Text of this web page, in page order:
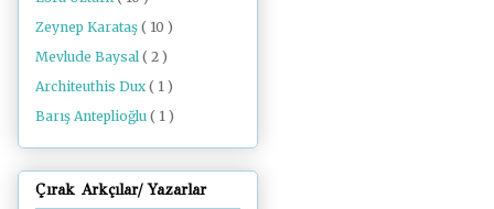
Zeynep Karataş ( 10 )
Mevlude Baysal ( 2 )
Architeuthis Dux ( 1 )
Barış Anteplioğlu ( 1 )
Çırak Arkçılar/ Yazarlar